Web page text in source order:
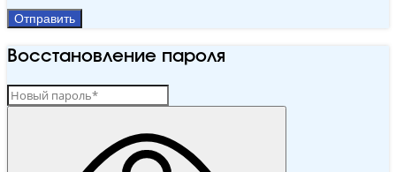
Отправить
Восстановление пароля